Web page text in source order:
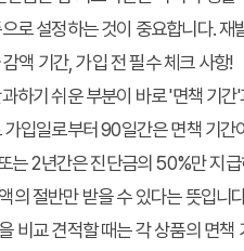
로 설정하는 것이 중요합니다.
액 기간, 가입 전 필수 체크 사항!
하기 쉬운 부분이 바로 '면책 기
가입일로부터 90일간은 면책 기
는 2년간은 진단금의 50%만 지
의 절반만 받을 수 있다는 뜻입니
비교 견적할 때는 각 상품의 면